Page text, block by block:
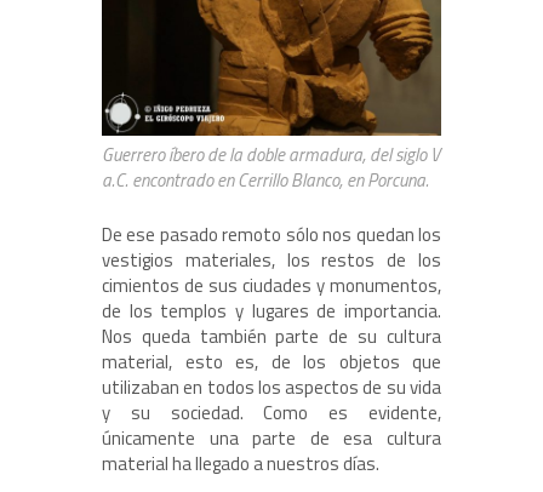
Guerrero íbero de la doble armadura, del siglo V
a.C. encontrado en Cerrillo Blanco, en Porcuna.
De ese pasado remoto sólo nos quedan los
vestigios materiales, los restos de los
cimientos de sus ciudades y monumentos,
de los templos y lugares de importancia.
Nos queda también parte de su cultura
material, esto es, de los objetos que
utilizaban en todos los aspectos de su vida
y su sociedad. Como es evidente,
únicamente una parte de esa cultura
material ha llegado a nuestros días.